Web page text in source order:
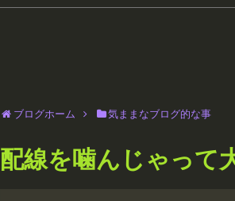
ブログホーム 気ままなブログ的な事
配線を噛んじゃって